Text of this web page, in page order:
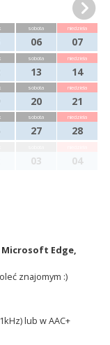
sobota
06
niedziela
07
sobota
13
niedziela
14
sobota
20
niedziela
21
sobota
27
niedziela
28
03 04
Microsoft Edge,
znajomym :)
lub w AAC+